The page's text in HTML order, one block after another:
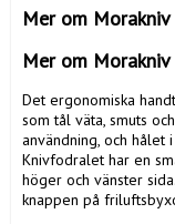
Mer om Morakniv
Mer om Morakniv
Det ergonomiska
som tål väta, smuts
användning, och
Knivfodralet har en
höger och vänster
knappen på